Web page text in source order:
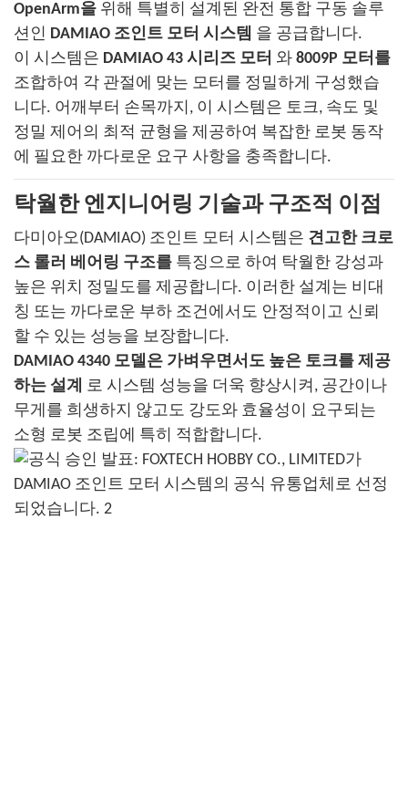
OpenArm을 위해 특별히 설계된 완전 통합 구동 솔루
션인 DAMIAO 조인트 모터 시스템 을 공급합니다.
이 시스템은 DAMIAO 43 시리즈 모터 와 8009P 모터를
조합하여 각 관절에 맞는 모터를 정밀하게 구성했습
니다. 어깨부터 손목까지, 이 시스템은 토크, 속도 및
정밀 제어의 최적 균형을 제공하여 복잡한 로봇 동작
에 필요한 까다로운 요구 사항을 충족합니다.
탁월한 엔지니어링 기술과 구조적 이점
다미아오(DAMIAO) 조인트 모터 시스템은 견고한 크로
스 롤러 베어링 구조를 특징으로 하여 탁월한 강성과
높은 위치 정밀도를 제공합니다. 이러한 설계는 비대
칭 또는 까다로운 부하 조건에서도 안정적이고 신뢰
할 수 있는 성능을 보장합니다.
DAMIAO 4340 모델은 가벼우면서도 높은 토크를 제공
하는 설계
로 시스템 성능을 더욱 향상시켜, 공간이나
무게를 희생하지 않고도 강도와 효율성이 요구되는
소형 로봇 조립에 특히 적합합니다.